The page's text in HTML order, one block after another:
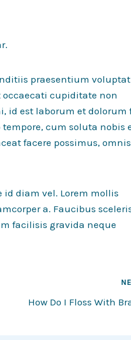
praesentium
cupiditate non
id est laborum et dolorum
cum soluta nobis
facere possimus, omnis
diam vel. Lorem mollis
a. Faucibus
facilisis gravida neque
How Do I Floss With